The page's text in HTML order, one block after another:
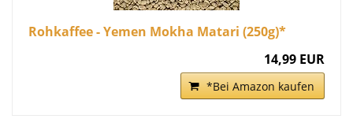
Rohkaffee - Yemen Mokha Matari (250g)*
14,99 EUR
*Bei Amazon kaufen